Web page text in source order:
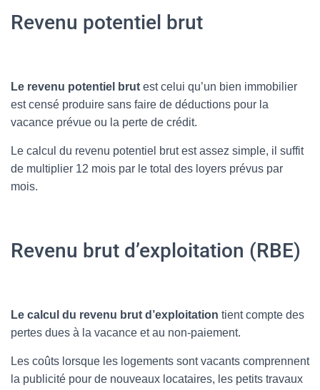
Revenu potentiel brut
Le revenu potentiel brut est celui qu’un bien immobilier
est censé produire sans faire de déductions pour la
vacance prévue ou la perte de crédit.
Le calcul du revenu potentiel brut est assez simple, il suffit
de multiplier 12 mois par le total des loyers prévus par
mois.
Revenu brut d’exploitation (RBE)
Le calcul du revenu brut d’exploitation tient compte des
pertes dues à la vacance et au non-paiement.
Les coûts lorsque les logements sont vacants comprennent
la publicité pour de nouveaux locataires, les petits travaux